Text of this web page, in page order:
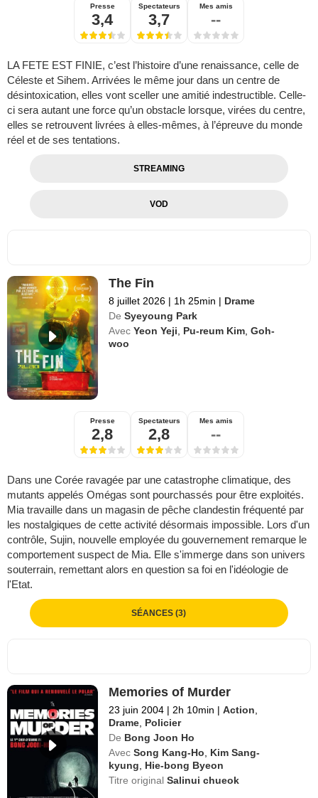
Presse
3,4
Spectateurs
3,7
Mes amis
--
LA FETE EST FINIE, c’est l’histoire d’une renaissance, celle de
Céleste et Sihem. Arrivées le même jour dans un centre de
désintoxication, elles vont sceller une amitié indestructible. Celle-
ci sera autant une force qu’un obstacle lorsque, virées du centre,
elles se retrouvent livrées à elles-mêmes, à l’épreuve du monde
réel et de ses tentations.
STREAMING
VOD
The Fin
8 juillet 2026 | 1h 25min | Drame
De Syeyoung Park
Avec Yeon Yeji, Pu-reum Kim,Goh-
woo
Presse
2,8
Spectateurs
2,8
Mes amis
--
Dans une Corée ravagée par une catastrophe climatique, des
mutants appelés Omégas sont pourchassés pour être exploités.
Mia travaille dans un magasin de pêche clandestin fréquenté par
les nostalgiques de cette activité désormais impossible. Lors d'un
contrôle, Sujin, nouvelle employée du gouvernement remarque le
comportement suspect de Mia. Elle s'immerge dans son univers
souterrain, remettant alors en question sa foi en l'idéologie de
l'Etat.
SÉANCES (3)
Memories of Murder
23 juin 2004 | 2h 10min | Action,
Drame, Policier
De Bong Joon Ho
Avec Song Kang-Ho, Kim Sang-
kyung, Hie-bong Byeon
Titre originalSalinui chueok